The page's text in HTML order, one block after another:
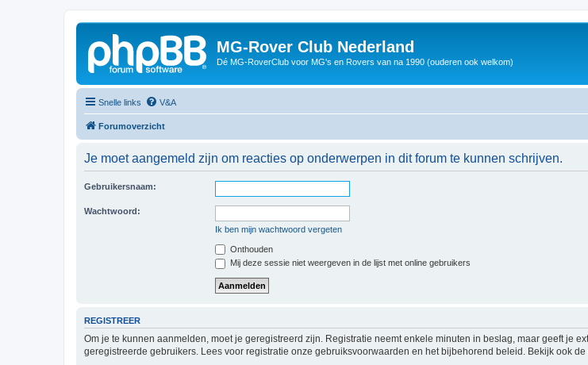
MG-Rover Club Nederland
Dé MG-RoverClub voor MG's en Rovers van na 1990 (ouderen ook welkom)
Snelle links V&A
Forumoverzicht
Je moet aangemeld zijn om reacties op onderwerpen in dit forum te kunnen schrijven.
Gebruikersnaam:
Wachtwoord:
Ik ben mijn wachtwoord vergeten
Onthouden
Mij deze sessie niet weergeven in de lijst met online gebruikers
REGISTREER
Om je te kunnen aanmelden, moet je geregistreerd zijn. Registratie neemt enkele minuten in beslag, maar geeft je
geregistreerde gebruikers. Lees voor registratie onze gebruiksvoorwaarden en het bijbehorend beleid. Bekijk ook